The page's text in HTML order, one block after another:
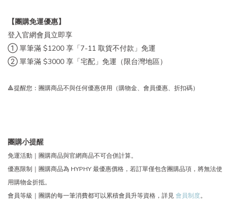
【團購免運優惠】
登入官網會員立即享
① 單筆滿 $1200 享「7-11 取貨不付款」免運
② 單筆滿 $3000 享「宅配」免運（限台灣地區）
🔺提醒您：團購商品不與任何優惠併用（購物金、會員優惠、折扣碼）
團購小提醒
免運活動｜團購商品與官網商品不可合併計算。
優惠限制｜團購商品為 HYPHY 最優惠價格，若訂單僅包含團購品項，將無法使
用購物金折抵。
會員等級｜團購的每一筆消費都可以累積會員升等資格，詳見 會員制度。